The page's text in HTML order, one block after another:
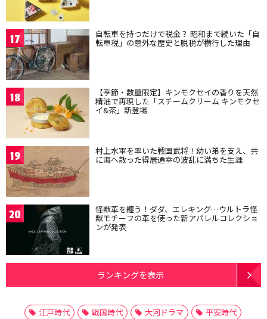
17 自転車を持つだけで税金？ 昭和まで続いた「自
転車税」の意外な歴史と脱税が横行した理由
18 【季節・数量限定】キンモクセイの香りを天然
精油で再現した「スチームクリーム キンモクセ
イ&茶」新登場
19 村上水軍を率いた戦国武将！幼い弟を支え、共
に海へ散った得居通幸の波乱に満ちた生涯
20 怪獣革を纏う！ダダ、エレキング…ウルトラ怪
獣モチーフの革を使った新アパレルコレクショ
ンが発表
ランキングを表示
江戸時代 戦国時代 大河ドラマ
平安時代